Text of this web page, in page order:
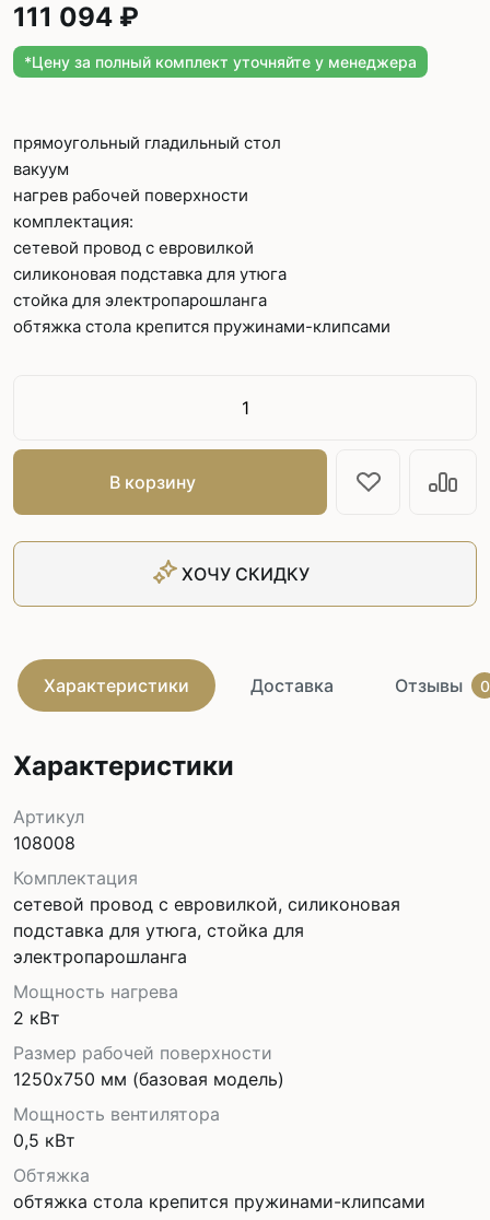
111 094 ₽
*Цену за полный комплект уточняйте у менеджера
прямоугольный гладильный стол
вакуум
нагрев рабочей поверхности
комплектация:
сетевой провод с евровилкой
силиконовая подставка для утюга
стойка для электропарошланга
обтяжка стола крепится пружинами-клипсами
В корзину
ХОЧУ СКИДКУ
Характеристики Доставка Отзывы 0
Характеристики
Артикул
108008
Комплектация
сетевой провод с евровилкой, силиконовая
подставка для утюга, стойка для
электропарошланга
Мощность нагрева
2 кВт
Размер рабочей поверхности
1250х750 мм (базовая модель)
Мощность вентилятора
0,5 кВт
Обтяжка
обтяжка стола крепится пружинами-клипсами